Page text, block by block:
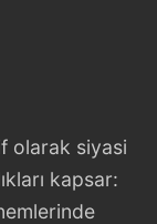
olarak siyasi
kapsar: